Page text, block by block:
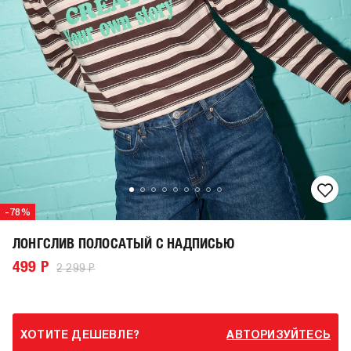
-78%
ЛОНГСЛИВ ПОЛОСАТЫЙ С НАДПИСЬЮ
499 Р 2 299 Р
ХОТИТЕ ДЕШЕВЛЕ? АВТОРИЗУЙТЕСЬ